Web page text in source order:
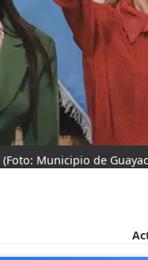
(Foto: Municipio de